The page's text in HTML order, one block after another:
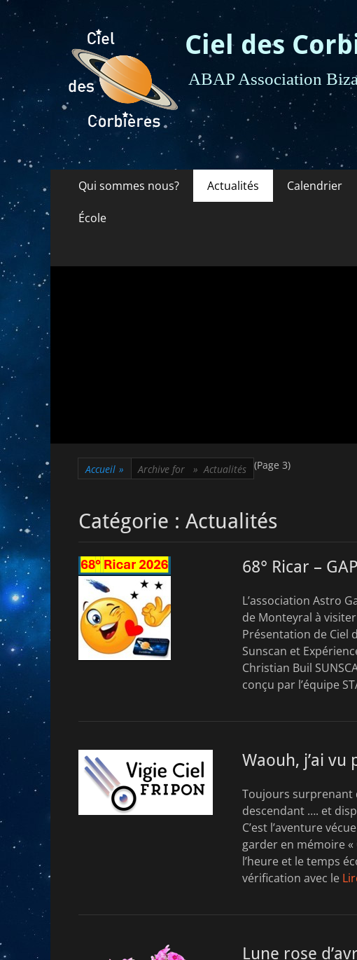
Ciel des
ABAP Association
Menu
principal
contenu
Qui sommes nous? Actualités Calendrier
École
Accueil » Archive for » Actualités (Page 3)
Catégorie : Actualités
68° Ricar –
L’association Astro
de Monteyral à
Présentation de Ciel
Sunscan et
Christian Buil
conçu par l’équipe
Waouh, j’ai vu
Toujours surprenant
descendant …. et
C’est l’aventure
garder en mémoire «
l’heure et le temps
vérification avec le
Lune rose